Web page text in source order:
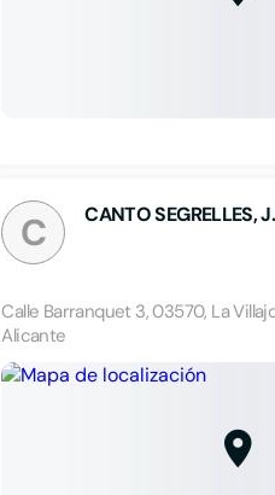
C CANTO SEGRELLES,
Calle Barranquet 3, 03570, La
Alicante